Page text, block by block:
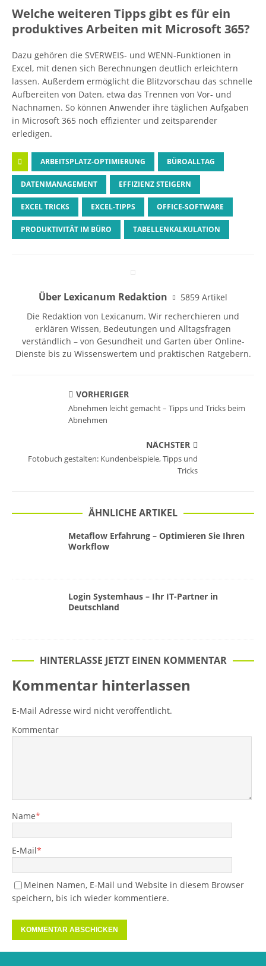
Welche weiteren Tipps gibt es für ein
produktives Arbeiten mit Microsoft 365?
Dazu gehören die SVERWEIS- und WENN-Funktionen in
Excel, mit denen sich Berechnungen deutlich erleichtern
lassen. Außerdem ermöglicht die Blitzvorschau das schnelle
Aufbereiten von Daten, etwa das Trennen von Vor- und
Nachnamen. So können Anwender ihre täglichen Aufgaben
in Microsoft 365 noch effizienter und zeitsparender
erledigen.
ARBEITSPLATZ-OPTIMIERUNG BÜROALLTAG
DATENMANAGEMENT EFFIZIENZ STEIGERN
EXCEL TRICKS EXCEL-TIPPS OFFICE-SOFTWARE
PRODUKTIVITÄT IM BÜRO TABELLENKALKULATION
Über Lexicanum Redaktion
5859 Artikel
Die Redaktion von Lexicanum. Wir recherchieren und
erklären Wissen, Bedeutungen und Alltagsfragen
verständlich – von Gesundheit und Garten über Online-
Dienste bis zu Wissenswertem und praktischen Ratgebern.
VORHERIGER
Abnehmen leicht gemacht – Tipps und Tricks beim
Abnehmen
NÄCHSTER
Fotobuch gestalten: Kundenbeispiele, Tipps und
Tricks
ÄHNLICHE ARTIKEL
Metaflow Erfahrung – Optimieren Sie Ihren
Workflow
Login Systemhaus – Ihr IT-Partner in
Deutschland
HINTERLASSE JETZT EINEN KOMMENTAR
Kommentar hinterlassen
E-Mail Adresse wird nicht veröffentlicht.
Kommentar
Name*
E-Mail*
Meinen Namen, E-Mail und Website in diesem Browser
speichern, bis ich wieder kommentiere.